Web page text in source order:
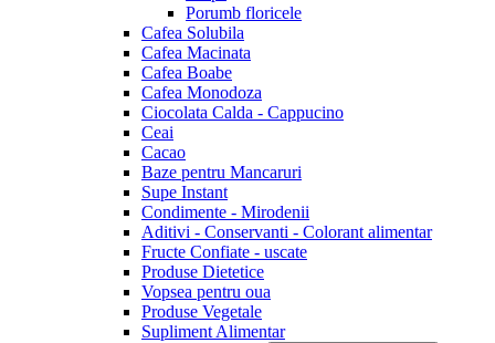
Porumb floricele
Cafea Solubila
Cafea Macinata
Cafea Boabe
Cafea Monodoza
Ciocolata Calda - Cappucino
Ceai
Cacao
Baze pentru Mancaruri
Supe Instant
Condimente - Mirodenii
Aditivi - Conservanti - Colorant alimentar
Fructe Confiate - uscate
Produse Dietetice
Vopsea pentru oua
Produse Vegetale
Supliment Alimentar